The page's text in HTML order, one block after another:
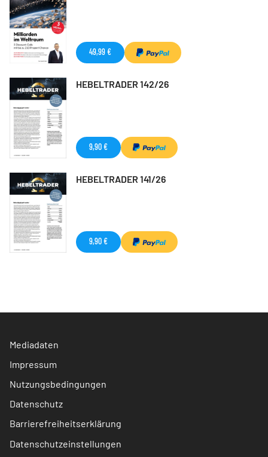
49,99 €
HEBELTRADER 142/26
9,90 €
HEBELTRADER 141/26
9,90 €
Mediadaten
Impressum
Nutzungsbedingungen
Datenschutz
Barrierefreiheitserklärung
Datenschutzeinstellungen